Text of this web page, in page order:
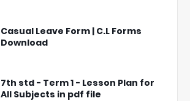
Casual Leave Form | C.L Forms
Download
7th std - Term 1 - Lesson Plan for
All Subjects in pdf file